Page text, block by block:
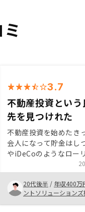
3.7
不動産投資とい
先を見つけれた
不動産投資を始めたき
会人になって貯金はし
やiDeCoのようなロー
ターンのような投資し
ったため、株や保険な
あったため、大きな買
来のリターンの大きさ
たため
20代後半 / 年収400万
ントソリューション